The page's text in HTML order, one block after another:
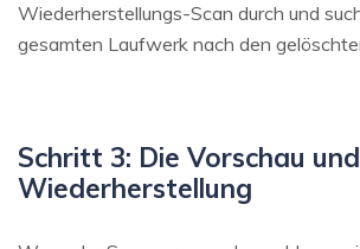
Wiederherstellungs-Scan durch und
gesamten Laufwerk nach den
Schritt 3: Die Vorschau und
Wiederherstellung